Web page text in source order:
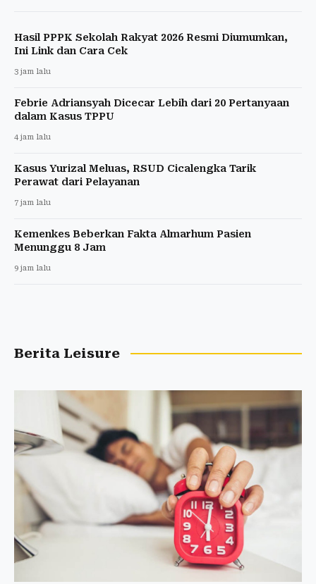
Hasil PPPK Sekolah Rakyat 2026 Resmi Diumumkan,
Ini Link dan Cara Cek
3 jam lalu
Febrie Adriansyah Dicecar Lebih dari 20 Pertanyaan
dalam Kasus TPPU
4 jam lalu
Kasus Yurizal Meluas, RSUD Cicalengka Tarik
Perawat dari Pelayanan
7 jam lalu
Kemenkes Beberkan Fakta Almarhum Pasien
Menunggu 8 Jam
9 jam lalu
Berita Leisure